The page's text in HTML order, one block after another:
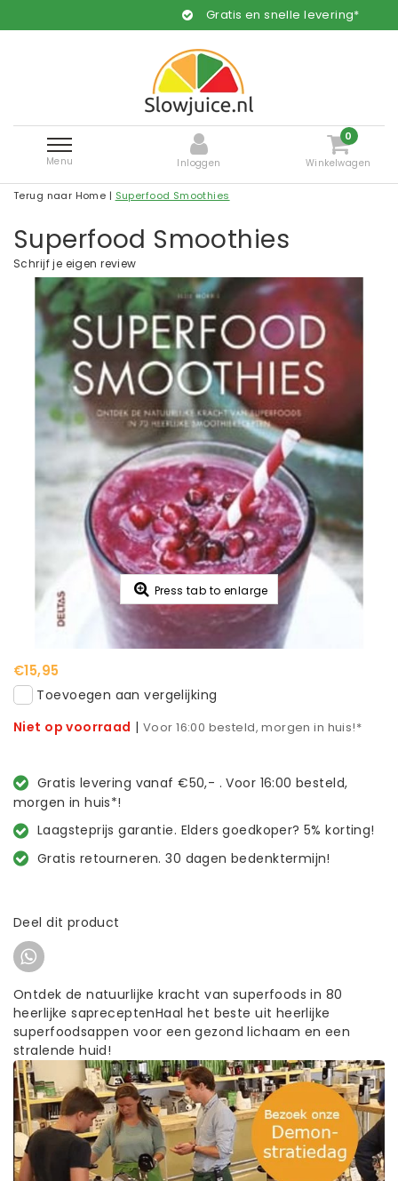
Gratis en snelle levering*
Menu Inloggen
0
Winkelwagen
Terug naar Home | Superfood Smoothies
Superfood Smoothies
Schrijf je eigen review
Press tab to enlarge
€15,95
Toevoegen aan vergelijking
Niet op voorraad | Voor 16:00 besteld, morgen in huis!*
Gratis levering vanaf €50,- . Voor 16:00 besteld,
morgen in huis*!
Laagsteprijs garantie. Elders goedkoper? 5% korting!
Gratis retourneren. 30 dagen bedenktermijn!
Deel dit product
Ontdek de natuurlijke kracht van superfoods in 80
heerlijke sapreceptenHaal het beste uit heerlijke
superfoodsappen voor een gezond lichaam en een
stralende huid!